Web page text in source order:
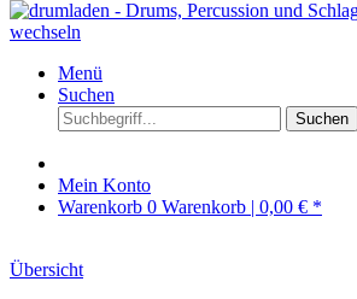
Menü
Suchen
Suchen
Mein Konto
Warenkorb 0 Warenkorb | 0,00 € *
Übersicht